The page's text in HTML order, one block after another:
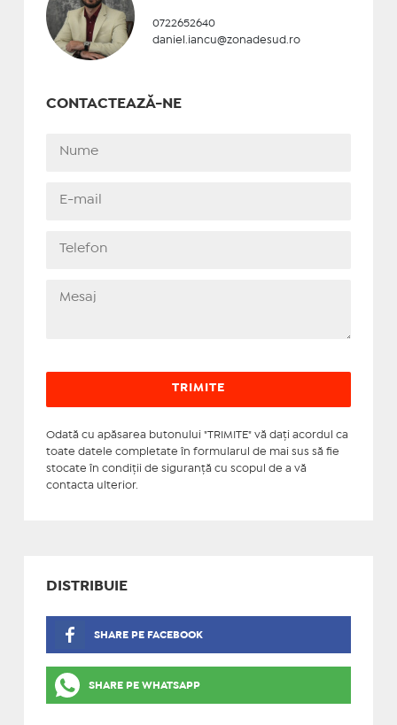
0722652640
daniel.iancu@zonadesud.ro
CONTACTEAZĂ-NE
Odată cu apăsarea butonului "TRIMITE" vă daţi acordul ca
toate datele completate în formularul de mai sus să fie
stocate în condiţii de siguranţă cu scopul de a vă
contacta ulterior.
DISTRIBUIE
SHARE PE FACEBOOK
SHARE PE WHATSAPP